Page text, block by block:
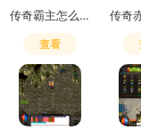
传奇霸主怎么样提升战力
查看